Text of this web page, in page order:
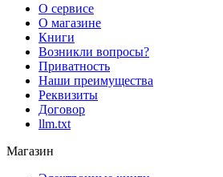
О сервисе
О магазине
Книги
Возникли вопросы?
Приватность
Наши преимущества
Реквизиты
Договор
llm.txt
Магазин